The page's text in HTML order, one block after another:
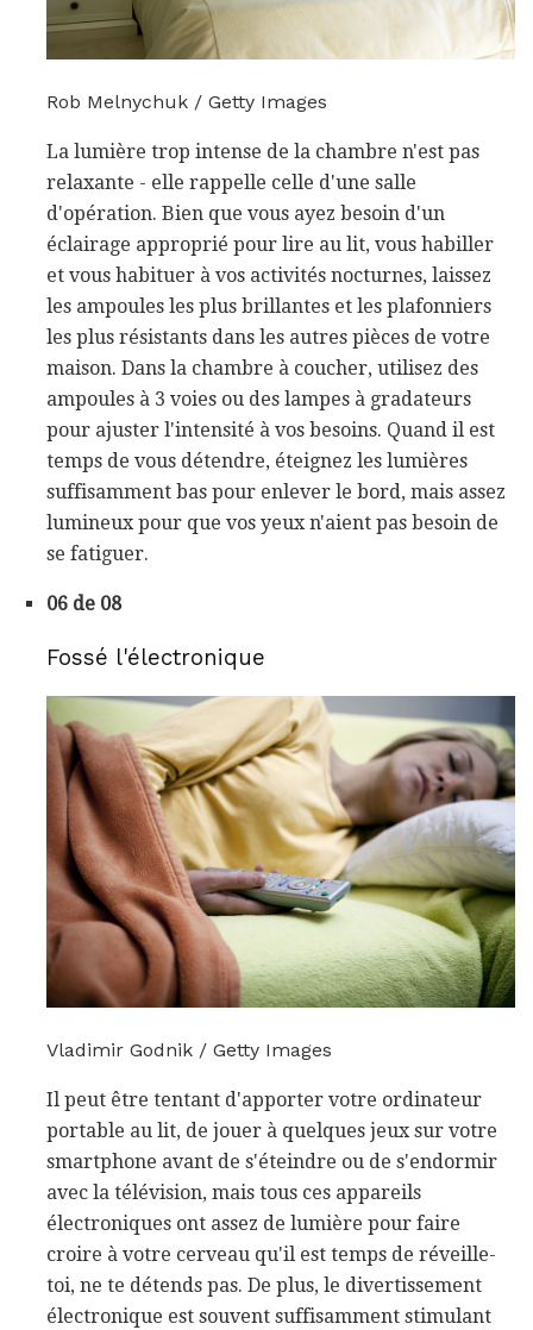
Rob Melnychuk / Getty Images
La lumière trop intense de la chambre n'est pas
relaxante - elle rappelle celle d'une salle
d'opération. Bien que vous ayez besoin d'un
éclairage approprié pour lire au lit, vous habiller
et vous habituer à vos activités nocturnes, laissez
les ampoules les plus brillantes et les plafonniers
les plus résistants dans les autres pièces de votre
maison. Dans la chambre à coucher, utilisez des
ampoules à 3 voies ou des lampes à gradateurs
pour ajuster l'intensité à vos besoins. Quand il est
temps de vous détendre, éteignez les lumières
suffisamment bas pour enlever le bord, mais assez
lumineux pour que vos yeux n'aient pas besoin de
se fatiguer.
06 de 08
Fossé l'électronique
Vladimir Godnik / Getty Images
Il peut être tentant d'apporter votre ordinateur
portable au lit, de jouer à quelques jeux sur votre
smartphone avant de s'éteindre ou de s'endormir
avec la télévision, mais tous ces appareils
électroniques ont assez de lumière pour faire
croire à votre cerveau qu'il est temps de réveille-
toi, ne te détends pas. De plus, le divertissement
électronique est souvent suffisamment stimulant